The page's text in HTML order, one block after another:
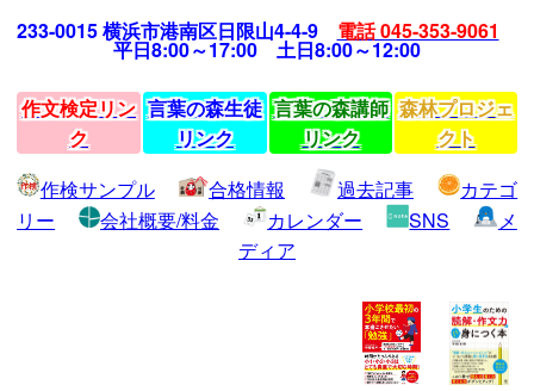
233-0015 横浜市港南区日限山4-4-9 電話 045-353-9061
平日8:00～17:00 土日8:00～12:00
作文検定リン
ク
言葉の森生徒
リンク
言葉の森講師
リンク
森林プロジェ
クト
作検サンプル
合格情報 過去記事
カテゴ
リー
会社概要/料金 カレンダー SNS
メ
ディア